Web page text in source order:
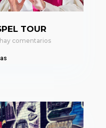
TOUR
comentarios